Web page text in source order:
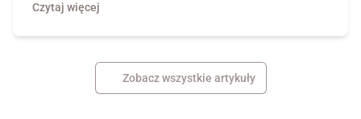
Czytaj więcej
Zobacz wszystkie artykuły